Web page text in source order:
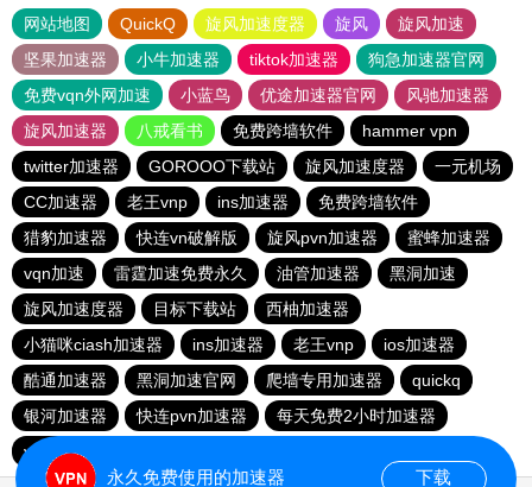
网站地图 QuickQ 旋风加速度器 旋风
旋风加速
坚果加速器
小牛加速器 tiktok加速器
狗急加速器官网
免费vqn外网加速
小蓝鸟 优途加速器官网
风驰加速器
旋风加速器
八戒看书 免费跨墙软件
hammer vpn
twitter加速器
GOROOO下载站 旋风加速度器
一元机场
CC加速器
老王vnp ins加速器
免费跨墙软件
猎豹加速器
快连vn破解版 旋风pvn加速器
蜜蜂加速器
vqn加速
雷霆加速免费永久 油管加速器
黑洞加速
旋风加速度器
目标下载站
西柚加速器
小猫咪ciash加速器
ins加速器 老王vnp
ios加速器
酷通加速器
黑洞加速官网 爬墙专用加速器
quickq
银河加速器
快连pvn加速器
每天免费2小时加速器
vp免费加速
永久免费使用的加速器 下载